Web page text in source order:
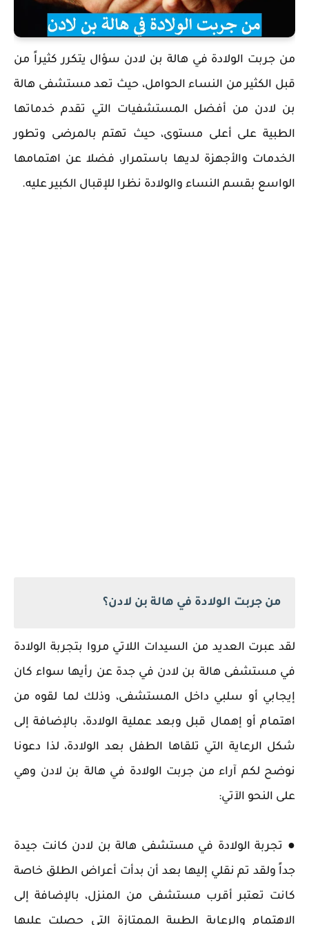
من جربت الولادة في هالة بن لادن سؤال يتكرر كثيراً من
قبل الكثير من النساء الحوامل، حيث تعد مستشفى هالة
بن لادن من أفضل المستشفيات التي تقدم خدماتها
الطبية على أعلى مستوى، حيث تهتم بالمرضى وتطور
الخدمات والأجهزة لديها باستمرار، فضلا عن اهتمامها
الواسع بقسم النساء والولادة نظرا للإقبال الكبير عليه.
من جربت الولادة في هالة بن لادن؟
لقد عبرت العديد من السيدات اللاتي مروا بتجربة الولادة
في مستشفى هالة بن لادن في جدة عن رأيها سواء كان
إيجابي أو سلبي داخل المستشفى، وذلك لما لقوه من
اهتمام أو إهمال قبل وبعد عملية الولادة، بالإضافة إلى
شكل الرعاية التي تلقاها الطفل بعد الولادة، لذا دعونا
نوضح لكم آراء من جربت الولادة في هالة بن لادن وهي
على النحو الآتي:
● تجربة الولادة في مستشفى هالة بن لادن كانت جيدة
جداً ولقد تم نقلي إليها بعد أن بدأت أعراض الطلق خاصة
كانت تعتبر أقرب مستشفى من المنزل، بالإضافة إلى
الاهتمام والرعاية الطبية الممتازة التي حصلت عليها